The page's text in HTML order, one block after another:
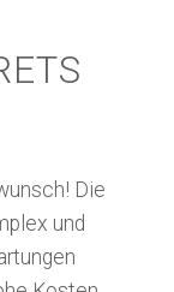
Die
und